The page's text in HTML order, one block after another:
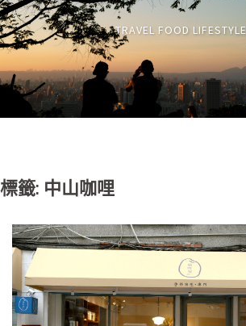
TRAVEL FOOD LIFESTYLE
標籤: 中山咖哩